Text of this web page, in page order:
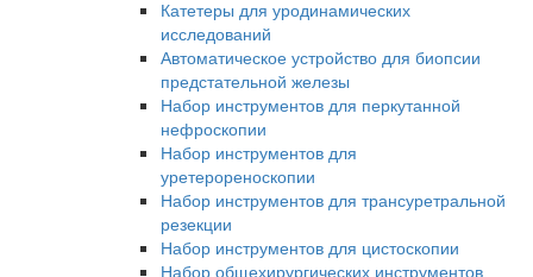
Катетеры для уродинамических
исследований
Автоматическое устройство для биопсии
предстательной железы
Набор инструментов для перкутанной
нефроскопии
Набор инструментов для
уретерореноскопии
Набор инструментов для трансуретральной
резекции
Набор инструментов для цистоскопии
Набор общехирургических инструментов